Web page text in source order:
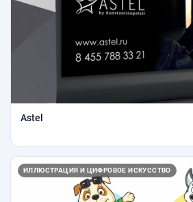
Astel
ИЛЛЮСТРАЦИЯ И ЦИФРОВОЕ ИСКУССТВО